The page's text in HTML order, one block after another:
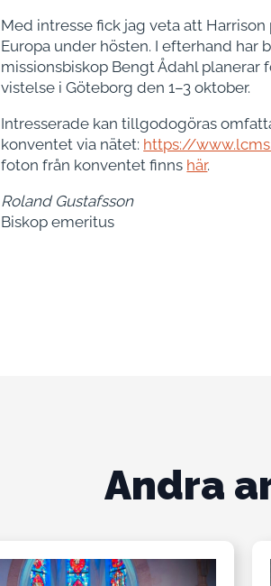
Med intresse fick jag veta att Harrison
Europa under hösten. I efterhand har
missionsbiskop Bengt Ådahl planerar
vistelse i Göteborg den 1–3 oktober.
Intresserade kan tillgodogöras
konventet via nätet: https://
foton från konventet finns här.
Roland Gustafsson
Biskop emeritus
Andra